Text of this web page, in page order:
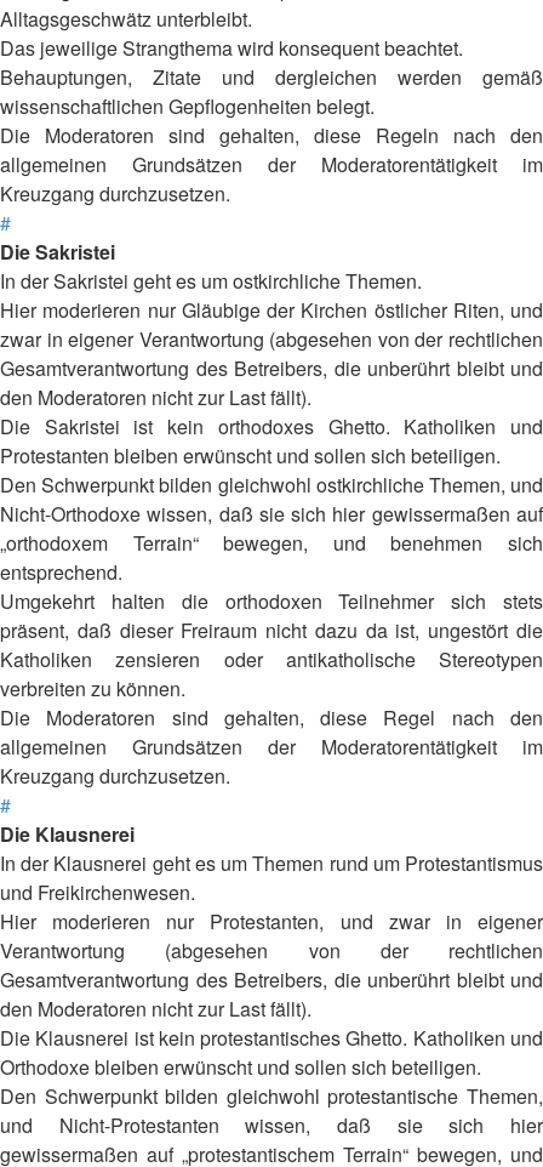
Alltagsgeschwätz unterbleibt.
Das jeweilige Strangthema wird konsequent beachtet.
Behauptungen, Zitate und dergleichen werden gemäß
wissenschaftlichen Gepflogenheiten belegt.
Die Moderatoren sind gehalten, diese Regeln nach den
allgemeinen Grundsätzen der Moderatorentätigkeit im
Kreuzgang durchzusetzen.
#
Die Sakristei
In der Sakristei geht es um ostkirchliche Themen.
Hier moderieren nur Gläubige der Kirchen östlicher Riten, und
zwar in eigener Verantwortung (abgesehen von der rechtlichen
Gesamtverantwortung des Betreibers, die unberührt bleibt und
den Moderatoren nicht zur Last fällt).
Die Sakristei ist kein orthodoxes Ghetto. Katholiken und
Protestanten bleiben erwünscht und sollen sich beteiligen.
Den Schwerpunkt bilden gleichwohl ostkirchliche Themen, und
Nicht-Orthodoxe wissen, daß sie sich hier gewissermaßen auf
„orthodoxem Terrain“ bewegen, und benehmen sich
entsprechend.
Umgekehrt halten die orthodoxen Teilnehmer sich stets
präsent, daß dieser Freiraum nicht dazu da ist, ungestört die
Katholiken zensieren oder antikatholische Stereotypen
verbreiten zu können.
Die Moderatoren sind gehalten, diese Regel nach den
allgemeinen Grundsätzen der Moderatorentätigkeit im
Kreuzgang durchzusetzen.
#
Die Klausnerei
In der Klausnerei geht es um Themen rund um Protestantismus
und Freikirchenwesen.
Hier moderieren nur Protestanten, und zwar in eigener
Verantwortung (abgesehen von der rechtlichen
Gesamtverantwortung des Betreibers, die unberührt bleibt und
den Moderatoren nicht zur Last fällt).
Die Klausnerei ist kein protestantisches Ghetto. Katholiken und
Orthodoxe bleiben erwünscht und sollen sich beteiligen.
Den Schwerpunkt bilden gleichwohl protestantische Themen,
und Nicht-Protestanten wissen, daß sie sich hier
gewissermaßen auf „protestantischem Terrain“ bewegen, und